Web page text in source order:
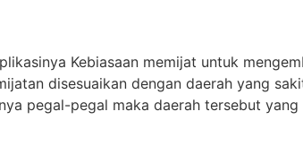
Kebiasaan memijat untuk
disesuaikan dengan daerah yang
pegal-pegal maka daerah tersebut